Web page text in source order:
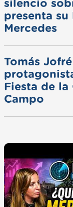
silencio
presenta
Mercedes
Tomás
Fiesta de la
Campo